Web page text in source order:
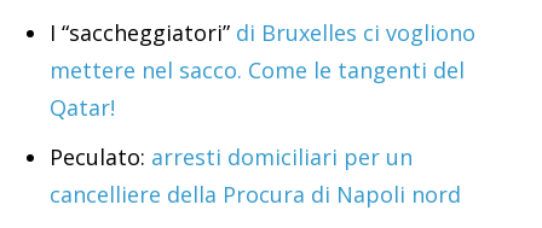
I “saccheggiatori” di Bruxelles ci vogliono
mettere nel sacco. Come le tangenti del
Qatar!
Peculato: arresti domiciliari per un
cancelliere della Procura di Napoli nord